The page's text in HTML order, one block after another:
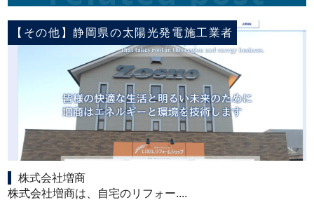
【その他】静岡県の太陽光発電施工業者
株式会社増商
株式会社増商は、自宅のリフォー....